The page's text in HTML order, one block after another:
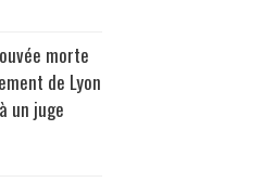
morte
de Lyon
un juge